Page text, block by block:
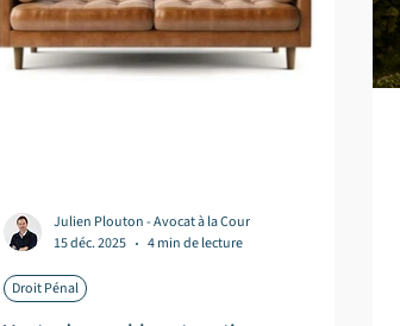
Droit Pénal
Julien Plouton - Avocat à la Cour
15 déc. 2025
4 min de lecture